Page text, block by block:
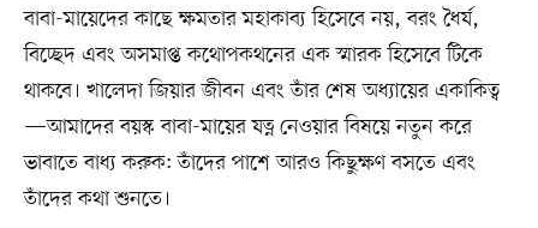
বাবা-মায়েদের কাছে ক্ষমতার মহাকাব্য হিসেবে নয়, বরং ধৈর্য,
বিচ্ছেদ এবং অসমাপ্ত কথোপকথনের এক স্মারক হিসেবে টিকে
থাকবে। খালেদা জিয়ার জীবন এবং তাঁর শেষ অধ্যায়ের একাকিত্ব
—আমাদের বয়স্ক বাবা-মায়ের যত্ন নেওয়ার বিষয়ে নতুন করে
ভাবাতে বাধ্য করুক: তাঁদের পাশে আরও কিছুক্ষণ বসতে এবং
তাঁদের কথা শুনতে।